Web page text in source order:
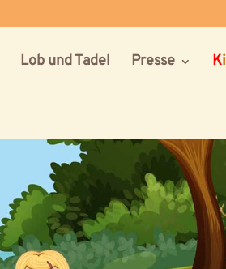
Lob und Tadel Presse Ki